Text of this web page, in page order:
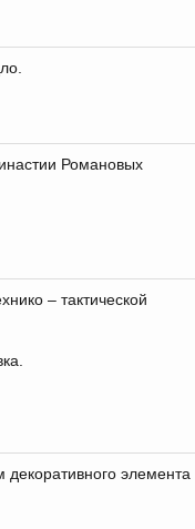
Романовых
– тактической
элемента